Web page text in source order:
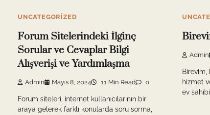
UNCATEGORIZED
Forum Sitelerindeki İlginç
Sorular ve Cevaplar Bilgi
Alışverişi ve Yardımlaşma
Admin Mayıs 8, 2024 11 Min Read 0
Forum siteleri, internet kullanıcılarının bir
araya gelerek farklı konularda soru sorma,
Admin
Birevim,
hizmet
ev